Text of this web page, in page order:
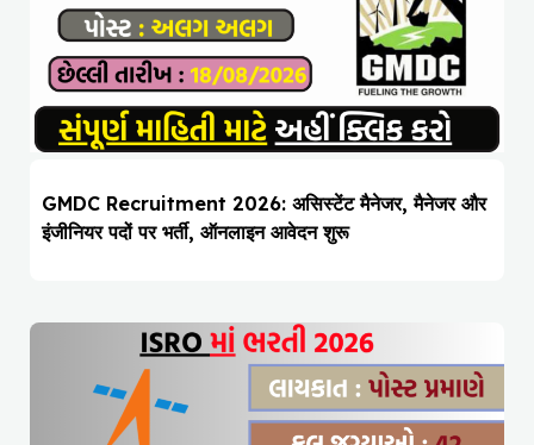
GMDC Recruitment 2026: असिस्टेंट मैनेजर, मैनेजर और
इंजीनियर पदों पर भर्ती, ऑनलाइन आवेदन शुरू